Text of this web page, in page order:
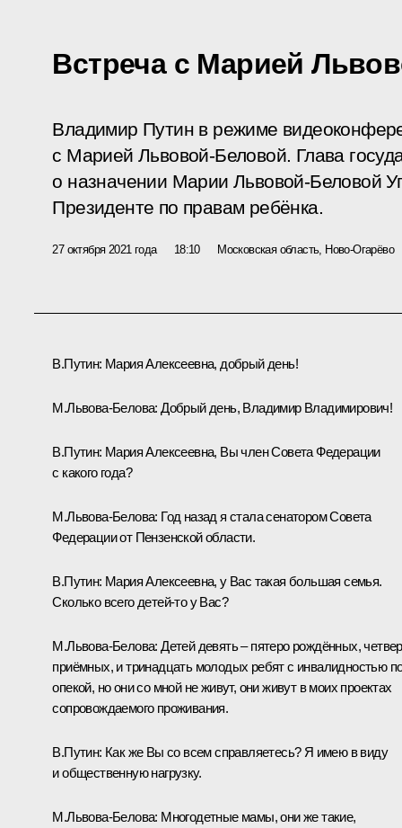
Встреча с Марией
Владимир Путин в режиме
с Марией Львовой-Беловой. Глава
о назначении Марии Львовой-Беловой
Президенте по правам ребёнка.
27 октября 2021 года 18:10 Московская область, Ново-Огарёво
В.Путин: Мария Алексеевна, добрый день!
М.Львова-Белова: Добрый день, Владимир Владимирович!
В.Путин: Мария Алексеевна, Вы член Совета Федерации
с какого года?
М.Львова-Белова: Год назад я стала сенатором Совета
Федерации от Пензенской области.
В.Путин: Мария Алексеевна, у Вас такая большая семья.
Сколько всего детей-то у Вас?
М.Львова-Белова: Детей девять – пятеро рождённых,
приёмных, и тринадцать молодых ребят с инвалидностью
опекой, но они со мной не живут, они живут в моих проектах
сопровождаемого проживания.
В.Путин: Как же Вы со всем справляетесь? Я имею в виду
и общественную нагрузку.
М.Львова-Белова: Многодетные мамы, они же такие,